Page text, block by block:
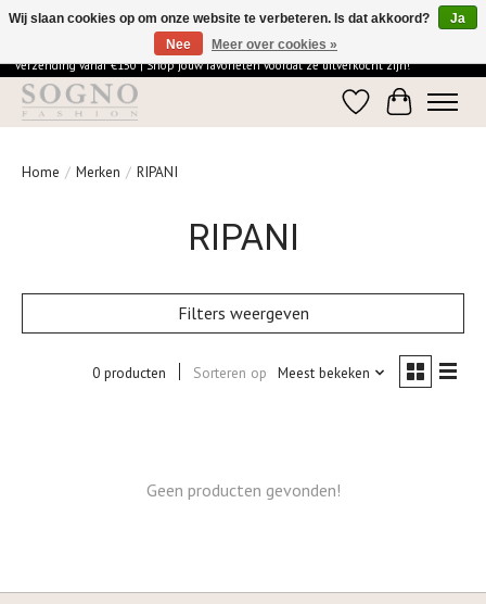
Ontdek de elegantie van SOGNO Fashion | Vandaag besteld = morgen in huis | Gratis
verzending vanaf €150 | Shop jouw favorieten voordat ze uitverkocht zijn!
Verlanglijst
Home / Merken / RIPANI
RIPANI
Filters weergeven
0 producten Sorteren op Meest bekeken
Geen producten gevonden!
Wij slaan cookies op om onze website te verbeteren. Is dat akkoord?
Ja
Nee
Meer over cookies »